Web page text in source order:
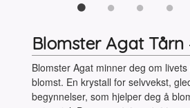
Blomster Agat Tårn
Blomster Agat minner deg om
blomst. En krystall for selvvekst,
begynnelser, som hjelper deg å